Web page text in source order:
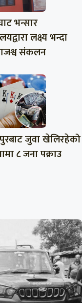
भन्सार
लक्ष्य भन्दा
संकलन
जुवा खेलिरहेको
८ जना पक्राउ